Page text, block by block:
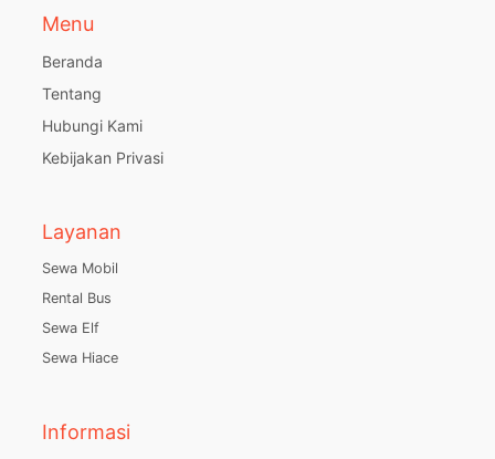
Menu
Beranda
Tentang
Hubungi Kami
Kebijakan Privasi
Layanan
Sewa Mobil
Rental Bus
Sewa Elf
Sewa Hiace
Informasi